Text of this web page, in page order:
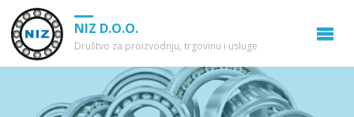
NIZ D.O.O.
Društvo za proizvodnju, trgovinu i usluge